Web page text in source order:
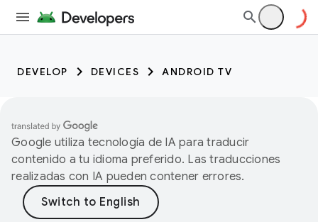
DEVELOP DEVICES ANDROID TV
Google utiliza tecnología de IA para traducir
contenido a tu idioma preferido. Las traducciones
realizadas con IA pueden contener errores.